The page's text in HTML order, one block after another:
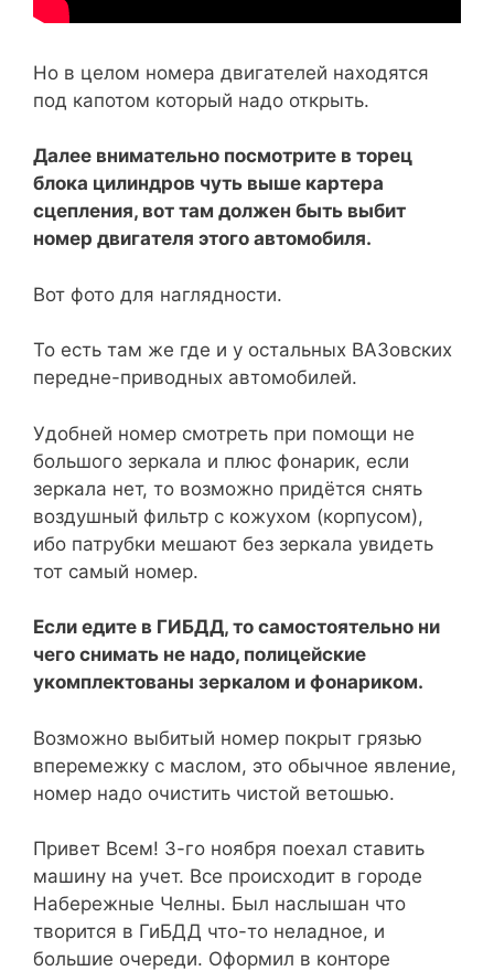
Но в целом номера двигателей находятся
под капотом который надо открыть.
Далее внимательно посмотрите в торец
блока цилиндров чуть выше картера
сцепления, вот там должен быть выбит
номер двигателя этого автомобиля.
Вот фото для наглядности.
То есть там же где и у остальных ВАЗовских
передне-приводных автомобилей.
Удобней номер смотреть при помощи не
большого зеркала и плюс фонарик, если
зеркала нет, то возможно придётся снять
воздушный фильтр с кожухом (корпусом),
ибо патрубки мешают без зеркала увидеть
тот самый номер.
Если едите в ГИБДД, то самостоятельно ни
чего снимать не надо, полицейские
укомплектованы зеркалом и фонариком.
Возможно выбитый номер покрыт грязью
вперемежку с маслом, это обычное явление,
номер надо очистить чистой ветошью.
Привет Всем! 3-го ноября поехал ставить
машину на учет. Все происходит в городе
Набережные Челны. Был наслышан что
творится в ГиБДД что-то неладное, и
большие очереди. Оформил в конторе